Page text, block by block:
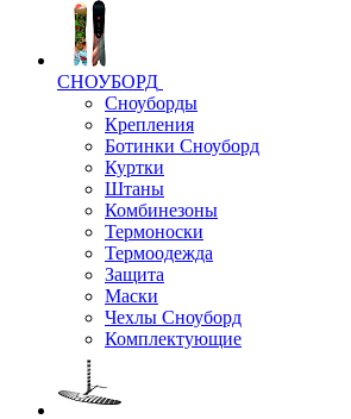
СНОУБОРД
Сноуборды
Крепления
Ботинки Сноуборд
Куртки
Штаны
Комбинезоны
Термоноски
Термоодежда
Защита
Маски
Чехлы Сноуборд
Комплектующие